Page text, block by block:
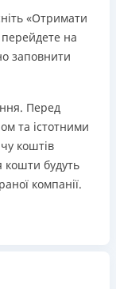
«Отримати
перейдете на
заповнити
Перед
та істотними
коштів
кошти будуть
компанії.